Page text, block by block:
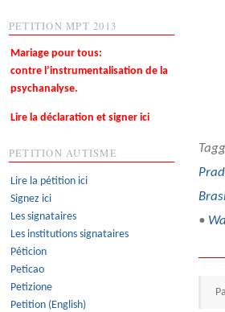
•
PETITION MPT 2013
Mariage pour tous:
contre l’instrumentalisation de la
psychanalyse.
Lire la déclaration et signer ici
PETITION AUTISME
Lire la pétition ici
Signez ici
Les signataires
Les institutions signataires
Péticion
Peticao
Petizione
Petition (English)